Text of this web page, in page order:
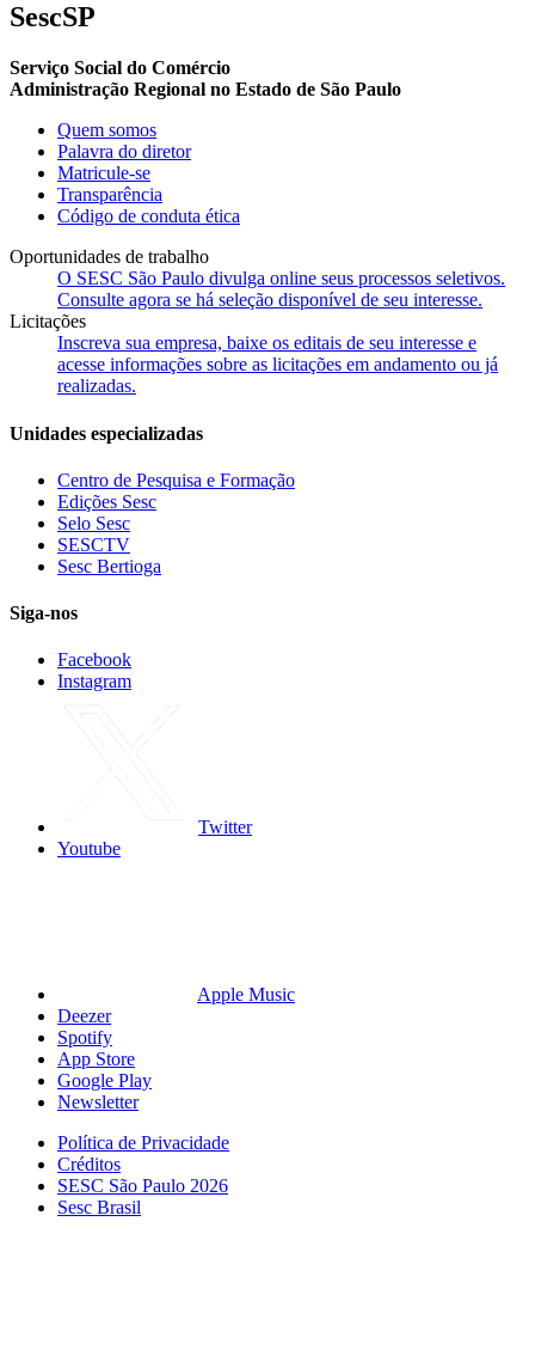
SescSP
Serviço Social do Comércio
Administração Regional no Estado de São Paulo
Quem somos
Palavra do diretor
Matricule-se
Transparência
Código de conduta ética
Oportunidades de trabalho
O SESC São Paulo divulga online seus processos seletivos.
Consulte agora se há seleção disponível de seu interesse.
Licitações
Inscreva sua empresa, baixe os editais de seu interesse e
acesse informações sobre as licitações em andamento ou já
realizadas.
Unidades especializadas
Centro de Pesquisa e Formação
Edições Sesc
Selo Sesc
SESCTV
Sesc Bertioga
Siga-nos
Facebook
Instagram
Twitter
Youtube
Apple Music
Deezer
Spotify
App Store
Google Play
Newsletter
Política de Privacidade
Créditos
SESC São Paulo 2026
Sesc Brasil